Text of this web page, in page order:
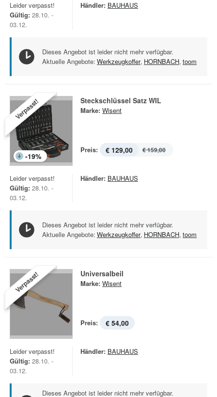
Leider verpasst!
Gültig: 28.10. -
03.12.
Händler: BAUHAUS
Dieses Angebot ist leider nicht mehr verfügbar.
Aktuelle Angebote: Werkzeugkoffer, HORNBACH, toom
Verpasst!
-19%
Steckschlüssel Satz WIL
Marke: Wisent
Preis: € 129,00 € 159,00
Leider verpasst!
Gültig: 28.10. -
03.12.
Händler: BAUHAUS
Dieses Angebot ist leider nicht mehr verfügbar.
Aktuelle Angebote: Werkzeugkoffer, HORNBACH, toom
Verpasst! Universalbeil
Marke: Wisent
Preis: € 54,00
Leider verpasst!
Gültig: 28.10. -
03.12.
Händler: BAUHAUS
Dieses Angebot ist leider nicht mehr verfügbar.